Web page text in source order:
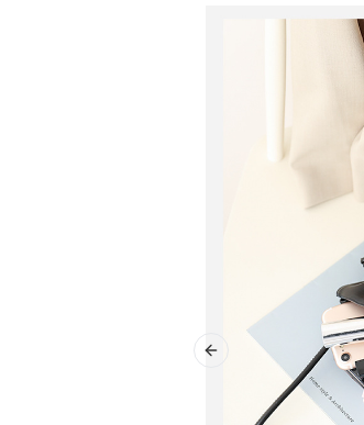
Previous slide